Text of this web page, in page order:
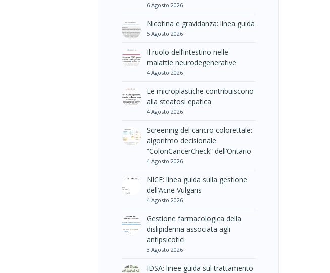
6 Agosto 2026
Nicotina e gravidanza: linea guida
5 Agosto 2026
Il ruolo dell’intestino nelle
malattie neurodegenerative
4 Agosto 2026
Le microplastiche contribuiscono
alla steatosi epatica
4 Agosto 2026
Screening del cancro colorettale:
algoritmo decisionale
“ColonCancerCheck” dell’Ontario
4 Agosto 2026
NICE: linea guida sulla gestione
dell’Acne Vulgaris
4 Agosto 2026
Gestione farmacologica della
dislipidemia associata agli
antipsicotici
3 Agosto 2026
IDSA: linee guida sul trattamento